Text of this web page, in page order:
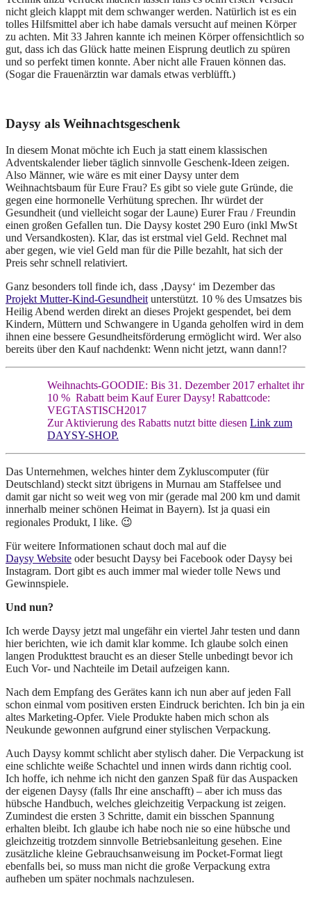
nicht gleich klappt mit dem schwanger werden. Natürlich ist es ein
tolles Hilfsmittel aber ich habe damals versucht auf meinen Körper
zu achten. Mit 33 Jahren kannte ich meinen Körper offensichtlich so
gut, dass ich das Glück hatte meinen Eisprung deutlich zu spüren
und so perfekt timen konnte. Aber nicht alle Frauen können das.
(Sogar die Frauenärztin war damals etwas verblüfft.)
Daysy als Weihnachtsgeschenk
In diesem Monat möchte ich Euch ja statt einem klassischen
Adventskalender lieber täglich sinnvolle Geschenk-Ideen zeigen.
Also Männer, wie wäre es mit einer Daysy unter dem
Weihnachtsbaum für Eure Frau? Es gibt so viele gute Gründe, die
gegen eine hormonelle Verhütung sprechen. Ihr würdet der
Gesundheit (und vielleicht sogar der Laune) Eurer Frau / Freundin
einen großen Gefallen tun. Die Daysy kostet 290 Euro (inkl MwSt
und Versandkosten). Klar, das ist erstmal viel Geld. Rechnet mal
aber gegen, wie viel Geld man für die Pille bezahlt, hat sich der
Preis sehr schnell relativiert.
Ganz besonders toll finde ich, dass ‚Daysy‘ im Dezember das
Projekt Mutter-Kind-Gesundheit unterstützt. 10 % des Umsatzes bis
Heilig Abend werden direkt an dieses Projekt gespendet, bei dem
Kindern, Müttern und Schwangere in Uganda geholfen wird in dem
ihnen eine bessere Gesundheitsförderung ermöglicht wird. Wer also
bereits über den Kauf nachdenkt: Wenn nicht jetzt, wann dann!?
Weihnachts-GOODIE: Bis 31. Dezember 2017 erhaltet ihr
10 % Rabatt beim Kauf Eurer Daysy! Rabattcode:
VEGTASTISCH2017
Zur Aktivierung des Rabatts nutzt bitte diesen Link zum
DAYSY-SHOP.
Das Unternehmen, welches hinter dem Zykluscomputer (für
Deutschland) steckt sitzt übrigens in Murnau am Staffelsee und
damit gar nicht so weit weg von mir (gerade mal 200 km und damit
innerhalb meiner schönen Heimat in Bayern). Ist ja quasi ein
regionales Produkt, I like. 😉
Für weitere Informationen schaut doch mal auf die
Daysy Website oder besucht Daysy bei Facebook oder Daysy bei
Instagram. Dort gibt es auch immer mal wieder tolle News und
Gewinnspiele.
Und nun?
Ich werde Daysy jetzt mal ungefähr ein viertel Jahr testen und dann
hier berichten, wie ich damit klar komme. Ich glaube solch einen
langen Produkttest braucht es an dieser Stelle unbedingt bevor ich
Euch Vor- und Nachteile im Detail aufzeigen kann.
Nach dem Empfang des Gerätes kann ich nun aber auf jeden Fall
schon einmal vom positiven ersten Eindruck berichten. Ich bin ja ein
altes Marketing-Opfer. Viele Produkte haben mich schon als
Neukunde gewonnen aufgrund einer stylischen Verpackung.
Auch Daysy kommt schlicht aber stylisch daher. Die Verpackung ist
eine schlichte weiße Schachtel und innen wirds dann richtig cool.
Ich hoffe, ich nehme ich nicht den ganzen Spaß für das Auspacken
der eigenen Daysy (falls Ihr eine anschafft) – aber ich muss das
hübsche Handbuch, welches gleichzeitig Verpackung ist zeigen.
Zumindest die ersten 3 Schritte, damit ein bisschen Spannung
erhalten bleibt. Ich glaube ich habe noch nie so eine hübsche und
gleichzeitig trotzdem sinnvolle Betriebsanleitung gesehen. Eine
zusätzliche kleine Gebrauchsanweisung im Pocket-Format liegt
ebenfalls bei, so muss man nicht die große Verpackung extra
aufheben um später nochmals nachzulesen.